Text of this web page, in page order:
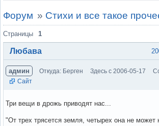
Форум » Стихи и все такое
Страницы 1
Любава
админ Откуда: Берген Здесь с 2006-05-17
Сайт
Три вещи в дрожь приводят нас...
"От трех трясется земля, четырех она не может